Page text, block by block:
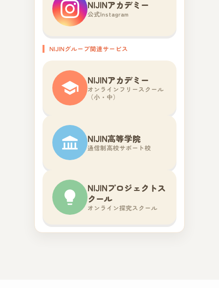
NIJINアカデミー
公式Instagram
NIJINグループ関連サービス
NIJINアカデミー
オンラインフリースクール
（小・中）
NIJIN高等学院
通信制高校サポート校
NIJINプロジェクトス
クール
オンライン探究スクール